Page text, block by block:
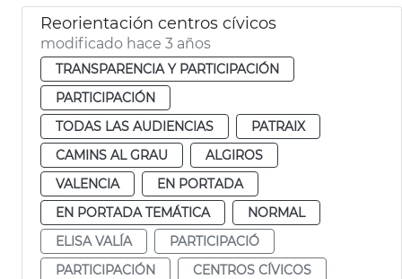
Reorientación centros cívicos
modificado hace 3 años
TRANSPARENCIA Y PARTICIPACIÓN
PARTICIPACIÓN
TODAS LAS AUDIENCIAS
PATRAIX
CAMINS AL GRAU
ALGIROS
VALENCIA
EN PORTADA
EN PORTADA TEMÁTICA
NORMAL
ELISA VALÍA
PARTICIPACIÓ
PARTICIPACIÓN
CENTROS CÍVICOS